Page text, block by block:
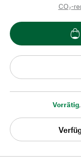
CO₂-
Vorrätig,